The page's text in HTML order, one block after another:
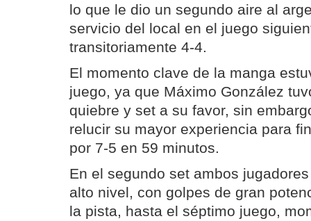
lo que le dio un segundo aire al
servicio del local en el juego
transitoriamente 4-4.
El momento clave de la manga
juego, ya que Máximo González
quiebre y set a su favor, sin
relucir su mayor experiencia para
por 7-5 en 59 minutos.
En el segundo set ambos
alto nivel, con golpes de gran
la pista, hasta el séptimo juego,